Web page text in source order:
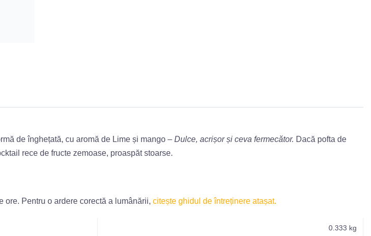
de înghețată, cu aromă de Lime și mango – Dulce, acrișor și ceva fermecător. Dacă pofta de
rece de fructe zemoase, proaspăt stoarse.
ore. Pentru o ardere corectă a lumânării, citește ghidul de întreținere atașat.
0.333 kg